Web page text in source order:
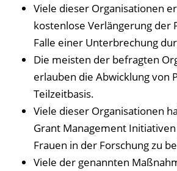
Viele dieser Organisationen
kostenlose Verlängerung der
Falle einer Unterbrechung
Die meisten der befragten
erlauben die Abwicklung von
Teilzeitbasis.
Viele dieser Organisationen
Grant Management
Frauen in der Forschung zu
Viele der genannten